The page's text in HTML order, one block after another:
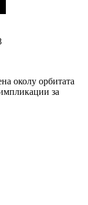
околу орбитата
за